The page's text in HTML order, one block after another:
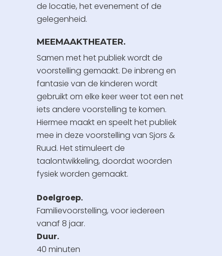
de locatie, het evenement of de
gelegenheid.
MEEMAAKTHEATER.
Samen met het publiek wordt de
voorstelling gemaakt. De inbreng en
fantasie van de kinderen wordt
gebruikt om elke keer weer tot een net
iets andere voorstelling te komen.
Hiermee maakt en speelt het publiek
mee in deze voorstelling van Sjors &
Ruud. Het stimuleert de
taalontwikkeling, doordat woorden
fysiek worden gemaakt.
Doelgroep.
Familievoorstelling, voor iedereen
vanaf 8 jaar.
Duur.
40 minuten